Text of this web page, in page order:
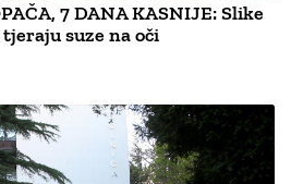
7 DANA KASNIJE: Slike
suze na oči